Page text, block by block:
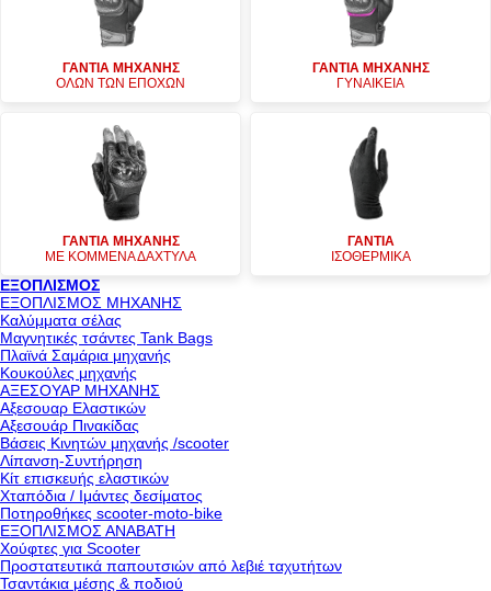
ΓΑΝΤΙΑ ΜΗΧΑΝΗΣ
ΟΛΩΝ ΤΩΝ ΕΠΟΧΩΝ
ΓΑΝΤΙΑ ΜΗΧΑΝΗΣ
ΓΥΝΑΙΚΕΙΑ
ΓΑΝΤΙΑ ΜΗΧΑΝΗΣ
ΜΕ ΚΟΜΜΕΝΑ ΔΑΧΤΥΛΑ
ΓΑΝΤΙΑ
ΙΣΟΘΕΡΜΙΚΑ
ΕΞΟΠΛΙΣΜΟΣ
ΕΞΟΠΛΙΣΜΟΣ ΜΗΧΑΝΗΣ
Καλύμματα σέλας
Μαγνητικές τσάντες Tank Bags
Πλαϊνά Σαμάρια μηχανής
Κουκούλες μηχανής
ΑΞΕΣΟΥΑΡ ΜΗΧΑΝΗΣ
Αξεσουαρ Ελαστικών
Αξεσουάρ Πινακίδας
Βάσεις Κινητών μηχανής /scooter
Λίπανση-Συντήρηση
Κίτ επισκευής ελαστικών
Χταπόδια / Ιμάντες δεσίματος
Ποτηροθήκες scooter-moto-bike
ΕΞΟΠΛΙΣΜΟΣ ΑΝΑΒΑΤΗ
Χούφτες για Scooter
Προστατευτικά παπουτσιών από λεβιέ ταχυτήτων
Τσαντάκια μέσης & ποδιού